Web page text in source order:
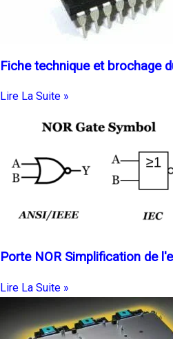
Fiche technique et brochage
Lire La Suite »
Porte NOR Simplification de
Lire La Suite »